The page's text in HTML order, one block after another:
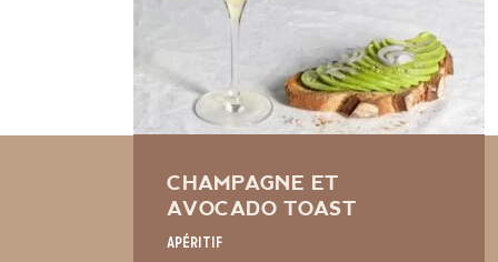
CHAMPAGNE ET
AVOCADO TOAST
Apéritif